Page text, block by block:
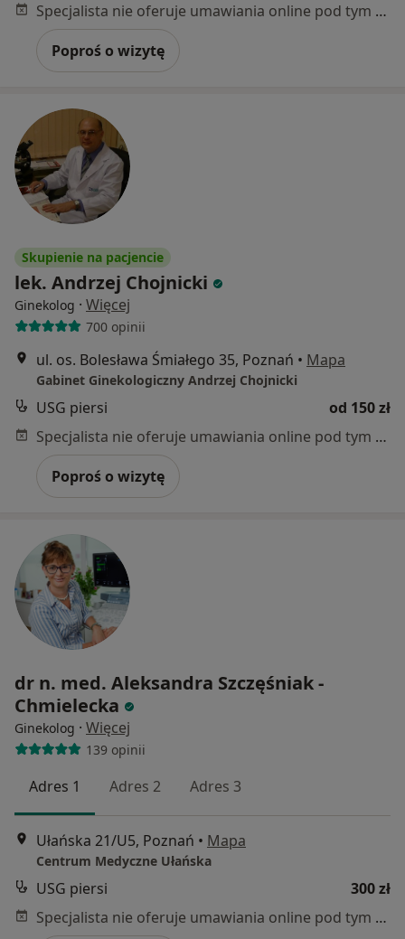
Specjalista nie oferuje umawiania online pod tym adresem.
Poproś o wizytę
Skupienie na pacjencie
lek. Andrzej Chojnicki
Ginekolog · Więcej
700 opinii
ul. os. Bolesława Śmiałego 35, Poznań • Mapa
Gabinet Ginekologiczny Andrzej Chojnicki
USG piersi
od 150 zł
Specjalista nie oferuje umawiania online pod tym adresem.
Poproś o wizytę
dr n. med. Aleksandra Szczęśniak -
Chmielecka
Ginekolog · Więcej
139 opinii
Adres 1 Adres 2 Adres 3
Ułańska 21/U5, Poznań • Mapa
Centrum Medyczne Ułańska
USG piersi
300 zł
Specjalista nie oferuje umawiania online pod tym adresem.